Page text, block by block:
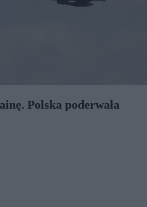
Polska poderwała